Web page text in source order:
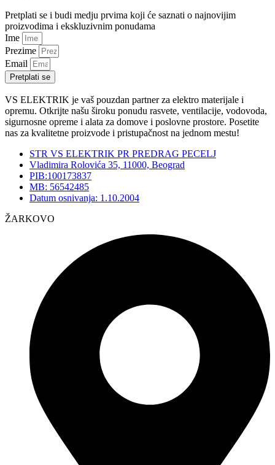
Pretplati se i budi medju prvima koji će saznati o najnovijim
proizvodima i ekskluzivnim ponudama
Ime
Prezime
Email
Pretplati se
VS ELEKTRIK je vaš pouzdan partner za elektro materijale i
opremu. Otkrijte našu široku ponudu rasvete, ventilacije, vodovoda,
sigurnosne opreme i alata za domove i poslovne prostore. Posetite
nas za kvalitetne proizvode i pristupačnost na jednom mestu!
STR VS ELEKTRIK PR PREDRAG PECELJ
Vladimira Rolovića 35, 11000, Beograd
PIB:100173837
MB: 56542485
Datum osnivanja: 1.10.2004
ŽARKOVO